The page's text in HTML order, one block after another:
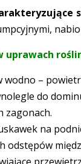
–
do
zagonach.
na
odstępów